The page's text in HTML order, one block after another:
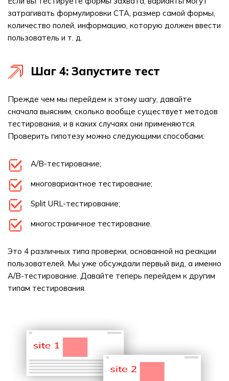
затрагивать формулировки CTA, размер самой формы,
количество полей, информацию, которую должен ввести
пользователь и т. д.
Шаг 4: Запустите тест
Прежде чем мы перейдем к этому шагу, давайте
сначала выясним, сколько вообще существует методов
тестирования, и в каких случаях они применяются.
Проверить гипотезу можно следующими способами:
A/B-тестирование;
многовариантное тестирование;
Split URL-тестирование;
многостраничное тестирование.
Это 4 различных типа проверки, основанной на реакции
пользователей. Мы уже обсуждали первый вид, а именно
A/B-тестирование. Давайте теперь перейдем к другим
типам тестирования.